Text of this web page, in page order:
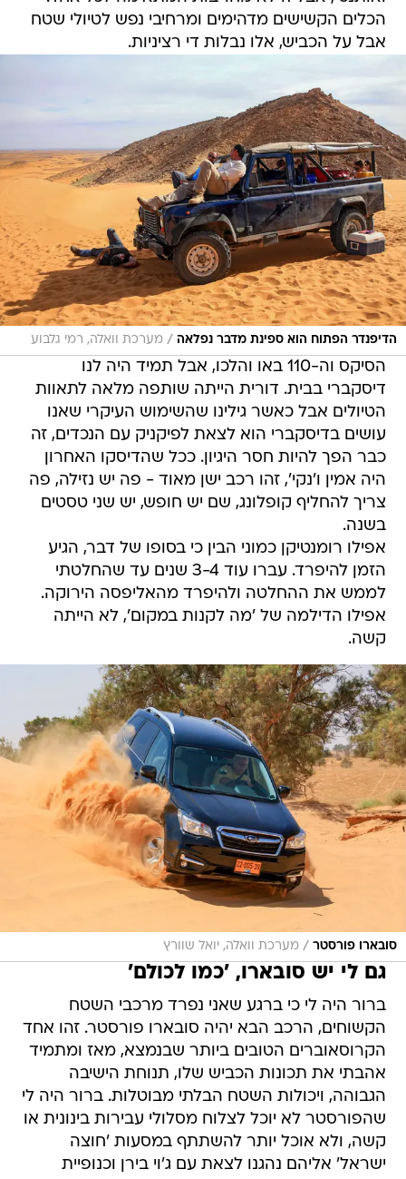
הכלים הקשישים מדהימים ומרחיבי נפש לטיולי שטח
אבל על הכביש, אלו נבלות די רציניות.
הדיפנדר הפתוח הוא ספינת מדבר נפלאה / מערכת וואלה, רמי גלבוע
הסיקס וה-110 באו והלכו, אבל תמיד היה לנו
דיסקברי בבית. דורית הייתה שותפה מלאה לתאוות
הטיולים אבל כאשר גילינו שהשימוש העיקרי שאנו
עושים בדיסקברי הוא לצאת לפיקניק עם הנכדים, זה
כבר הפך להיות חסר היגיון. ככל שהדיסקו האחרון
היה אמין ו'נקי', זהו רכב ישן מאוד - פה יש נזילה, פה
צריך להחליף קופלונג, שם יש חופש, יש שני טסטים
בשנה.
אפילו רומנטיקן כמוני הבין כי בסופו של דבר, הגיע
הזמן להיפרד. עברו עוד 3-4 שנים עד שהחלטתי
לממש את ההחלטה ולהיפרד מהאליפסה הירוקה.
אפילו הדילמה של 'מה לקנות במקום', לא הייתה
קשה.
סובארו פורסטר / מערכת וואלה, יואל שוורץ
גם לי יש סובארו, 'כמו לכולם'
ברור היה לי כי ברגע שאני נפרד מרכבי השטח
הקשוחים, הרכב הבא יהיה סובארו פורסטר. זהו אחד
הקרוסאוברים הטובים ביותר שבנמצא, מאז ומתמיד
אהבתי את תכונות הכביש שלו, תנוחת הישיבה
הגבוהה, ויכולות השטח הבלתי מבוטלות. ברור היה לי
שהפורסטר לא יוכל לצלוח מסלולי עבירות בינונית או
קשה, ולא אוכל יותר להשתתף במסעות 'חוצה
ישראל' אליהם נהגנו לצאת עם ג'וי בירן וכנופיית